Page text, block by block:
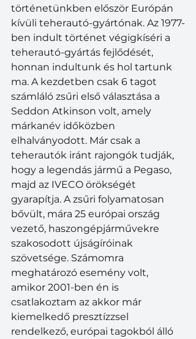
történetünkben először Európán
kívüli teherautó-gyártónak. Az 1977-
ben indult történet végigkíséri a
teherautó-gyártás fejlődését,
honnan indultunk és hol tartunk
ma. A kezdetben csak 6 tagot
számláló zsűri első választása a
Seddon Atkinson volt, amely
márkanév időközben
elhalványodott. Már csak a
teherautók iránt rajongók tudják,
hogy a legendás jármű a Pegaso,
majd az IVECO örökségét
gyarapítja. A zsűri folyamatosan
bővült, mára 25 európai ország
vezető, haszongépjárművekre
szakosodott újságíróinak
szövetsége. Számomra
meghatározó esemény volt,
amikor 2001-ben én is
csatlakoztam az akkor már
kiemelkedő presztízzsel
rendelkező, európai tagokból álló